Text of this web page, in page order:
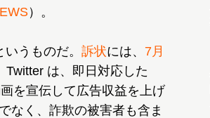
）。
うものだ。 訴状には、 7月
は、即日対応した
を宣伝して広告収益を上げ
なく、詐欺の被害者も含ま